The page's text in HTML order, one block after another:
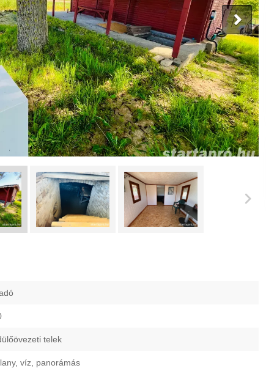
telek
víz, panorámás